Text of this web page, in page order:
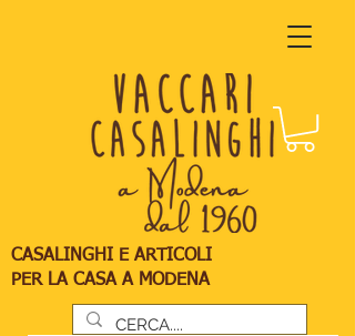
CASALINGHI E ARTICOLI
PER LA CASA A MODENA